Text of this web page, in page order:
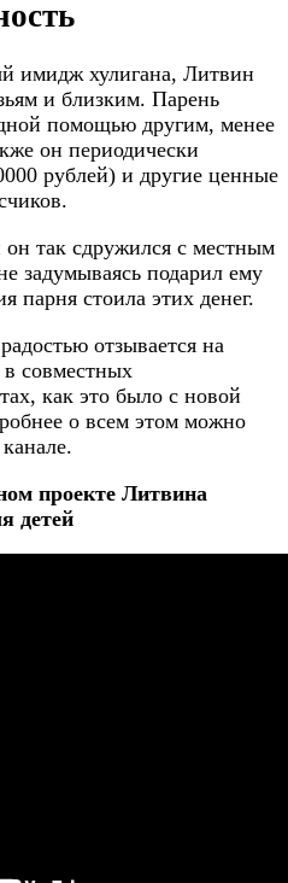
имидж хулигана, Литвин
и близким. Парень
помощью другим, менее
он периодически
рублей) и другие ценные
так сдружился с местным
задумываясь подарил ему
парня стоила этих денег.
отзывается на
в совместных
как это было с новой
о всем этом можно
проекте Литвина
детей